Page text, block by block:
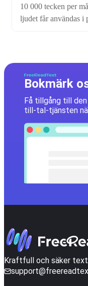
10 000 tecken per
ljudet får användas i
Bokmärk
Få tillgång till
till-tal-tjänsten
Kraftfull och säker